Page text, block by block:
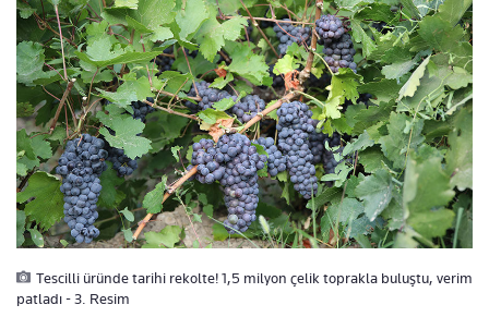
Tescilli üründe tarihi rekolte! 1,5 milyon çelik toprakla buluştu, verim
patladı - 3. Resim